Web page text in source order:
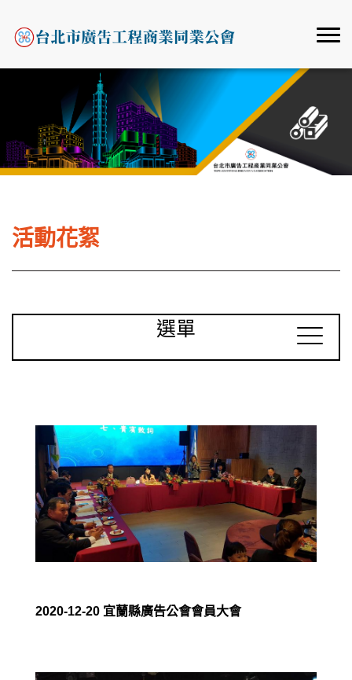
活動花絮
選單
2020-12-20 宜蘭縣廣告公會會員大會